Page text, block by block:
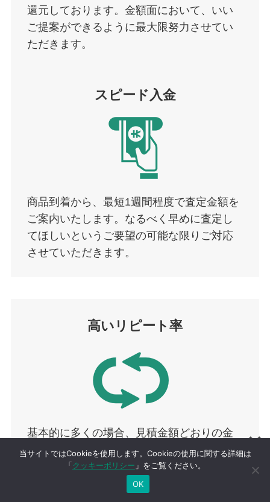
還元しております。金額面において、いい
ご提案ができるように最大限努力させてい
ただきます。
スピード入金
商品到着から、最短1週間程度で査定金額を
ご案内いたします。なるべく早めに査定し
てほしいというご要望の可能な限りご対応
させていただきます。
高いリピート率
基本的に多くの場合、見積金額どおりの金
額で買取させていただいております。外箱
の多少のスレ・角落ちなどは減額いたしま
せん。ご依頼者様目線での対応を心がけて
当サイトではCookieを使用します。Cookieの使用に関する詳細は
「クッキーポリシー 」をご覧ください。
OK